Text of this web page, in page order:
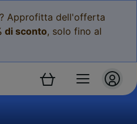
Approfitta dell'offerta
di sconto, solo fino al